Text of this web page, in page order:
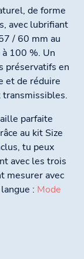
de forme
avec lubrifiant
/ 60 mm au
100 %. Un
préservatifs en
et de réduire
parfaite
au kit Size
tu peux
avec les trois
mesurer avec
: Mode